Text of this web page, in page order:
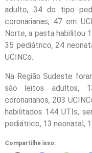
adulto, 34 do tipo
coronarianas, 47 em
Norte, a pasta habilitou
35 pediátrico, 24
UCINCo.
Na Região Sudeste
são leitos adultos,
coronarianos, 203
habilitados 144 UTIs,
pediátrico, 13 neonatal,
Compartilhe isso: